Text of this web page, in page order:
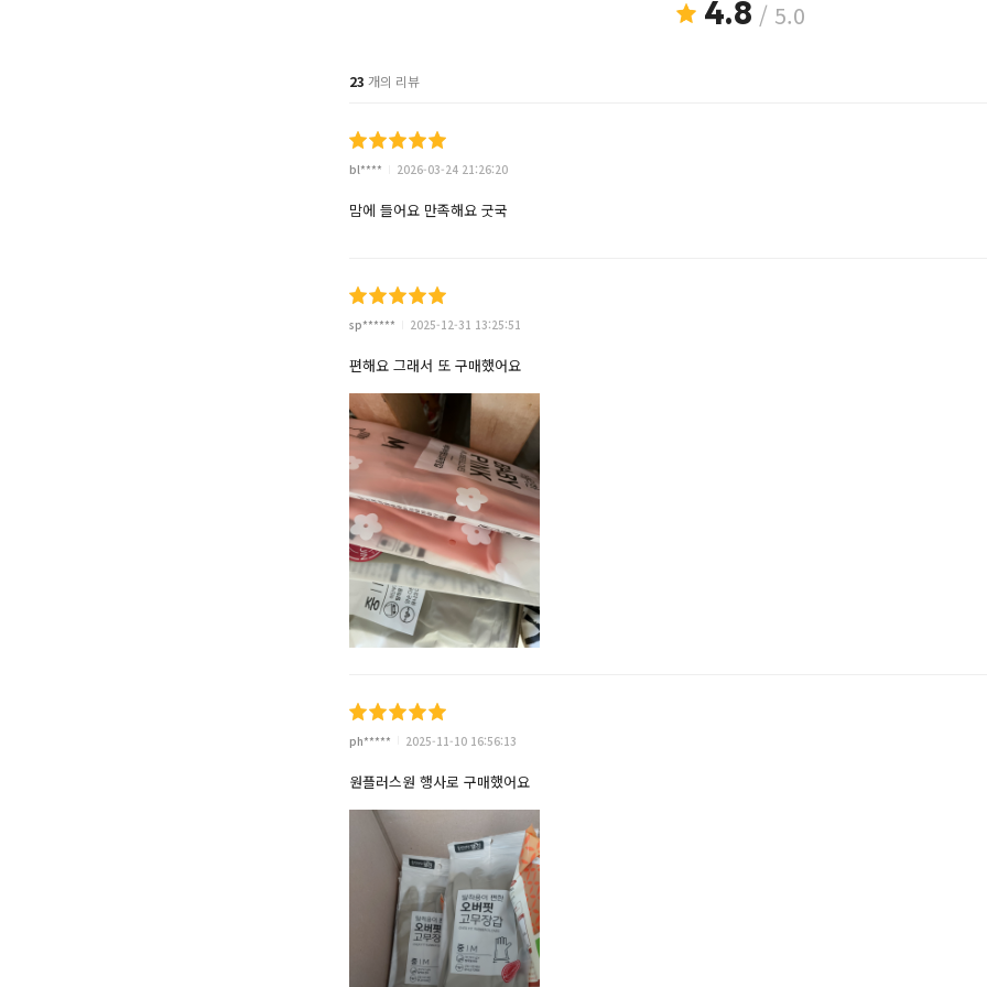
4.8 / 5.0
23 개의 리뷰
bl**** 2026-03-24 21:26:20
맘에 들어요 만족해요 굿국
sp****** 2025-12-31 13:25:51
편해요 그래서 또 구매했어요
ph***** 2025-11-10 16:56:13
원플러스원 행사로 구매했어요